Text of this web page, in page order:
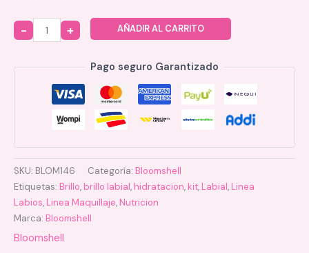
Quantity
AÑADIR AL CARRITO
Pago seguro Garantizado
SKU: BLOM146 Categoría: Bloomshell
Etiquetas: Brillo, brillo labial, hidratacion, kit, Labial, Linea
Labios, Linea Maquillaje, Nutricion
Marca: Bloomshell
Bloomshell